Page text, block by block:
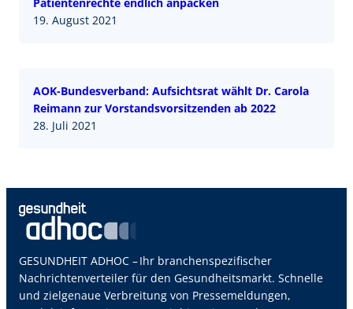
19. August 2021
AOK-Bundesverband: Aufsichtsrat wählt Dr. Carola
Reimann zur Vorstandsvorsitzenden ab 2022
28. Juli 2021
GESUNDHEIT ADHOC – Ihr branchenspezifischer
Nachrichtenverteiler für den Gesundheitsmarkt. Schnelle
und zielgenaue Verbreitung von Pressemeldungen,